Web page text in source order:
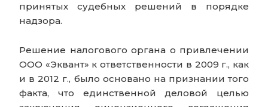
принятых судебных решений в порядке
надзора.
Решение налогового органа о привлечении
ООО «Эквант» к ответственности в 2009 г., как
и в 2012 г., было основано на признании того
факта, что единственной деловой целью